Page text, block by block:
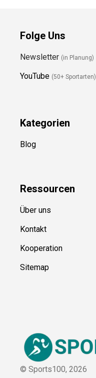
Folge Uns
Newsletter (in Planung)
YouTube (50+ Sportarten)
Kategorien
Blog
Ressourcen
Über uns
Kontakt
Kooperation
Sitemap
© Sports100, 2026